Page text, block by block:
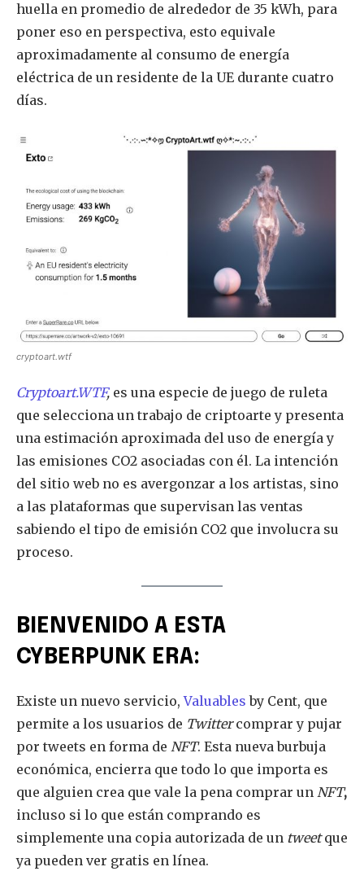
SUSCRIPTORES y sea parte de la
conversación.
Para suscribirse, simplemente ingrese su dirección de correo
electrónico en nuestro sitio web o haga clic en el botón de
suscripción a continuación. No se preocupe, respetamos su
privacidad y no enviaremos spam a su bandeja de entrada.
Su información está segura con nosotros.
huella en promedio de alrededor de 35 kWh, para
poner eso en perspectiva, esto equivale
aproximadamente al consumo de energía
eléctrica de un residente de la UE durante cuatro
días.
cryptoart.wtf
Cryptoart.WTF, es una especie de juego de ruleta
que selecciona un trabajo de criptoarte y presenta
una estimación aproximada del uso de energía y
las emisiones CO2 asociadas con él. La intención
del sitio web no es avergonzar a los artistas, sino
a las plataformas que supervisan las ventas
sabiendo el tipo de emisión CO2 que involucra su
proceso.
BIENVENIDO A ESTA
CYBERPUNK ERA:
Existe un nuevo servicio,Valuables by Cent, que
permite a los usuarios de Twittercomprar y pujar
por tweets en forma de NFT. Esta nueva burbuja
económica, encierra que todo lo que importa es
que alguien crea que vale la pena comprar un NFT,
incluso si lo que están comprando es
simplemente una copia autorizada de un tweetque
ya pueden ver gratis en línea.